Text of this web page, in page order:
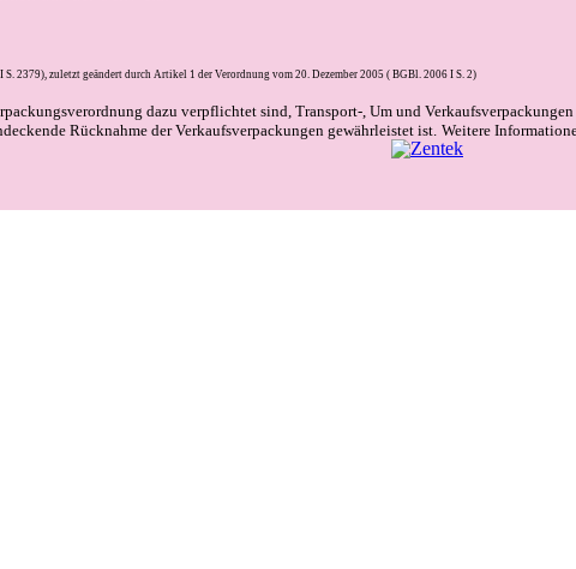
2379), zuletzt geändert durch Artikel 1 der Verordnung vom 20. Dezember 2005 ( BGBl. 2006 I S. 2)
dazu verpflichtet sind, Transport-, Um und
Rücknahme der Verkaufsverpackungen gewährleistet ist. Weitere